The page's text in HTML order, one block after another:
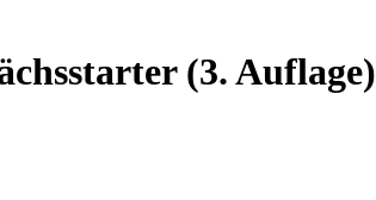
(3. Auflage)